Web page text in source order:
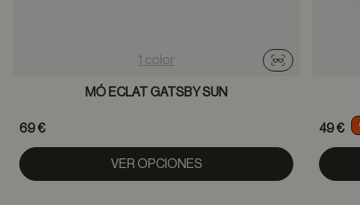
1 color
Probador
MÓ ECLAT GATSBY SUN
69 €
VER OPCIONES
49 €